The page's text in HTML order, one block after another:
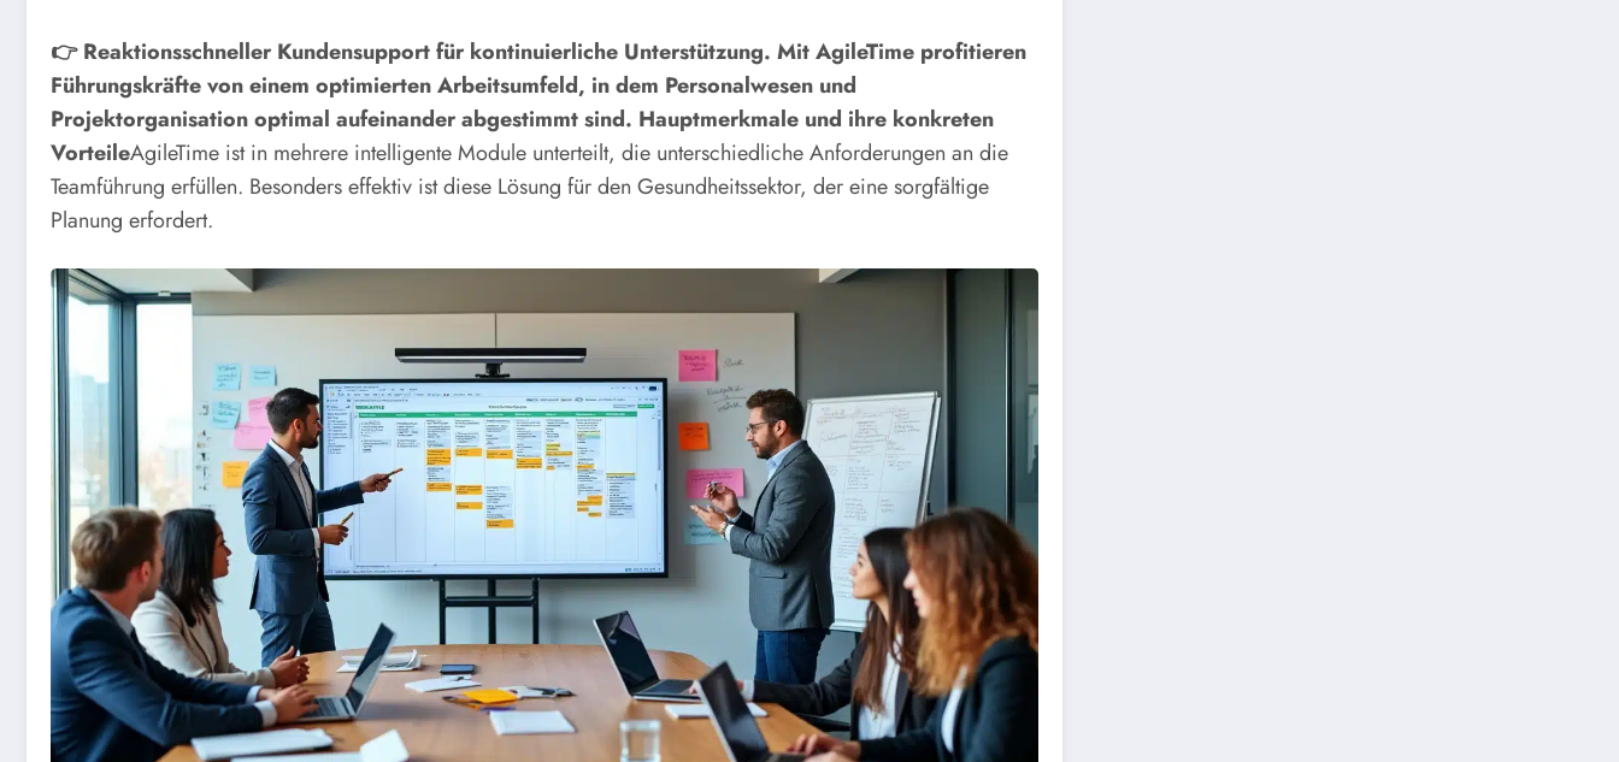
👉 Reaktionsschneller Kundensupport für kontinuierliche Unterstützung. Mit AgileTime profitieren
Führungskräfte von einem optimierten Arbeitsumfeld, in dem Personalwesen und
Projektorganisation optimal aufeinander abgestimmt sind. Hauptmerkmale und ihre konkreten
VorteileAgileTime ist in mehrere intelligente Module unterteilt, die unterschiedliche Anforderungen an die
Teamführung erfüllen. Besonders effektiv ist diese Lösung für den Gesundheitssektor, der eine sorgfältige
Planung erfordert.